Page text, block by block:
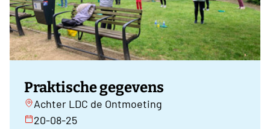
Praktische gegevens
Achter LDC de Ontmoeting
20-08-25